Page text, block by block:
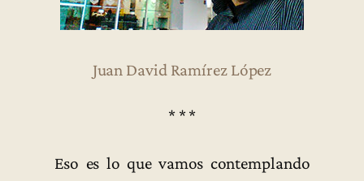
Juan David Ramírez López
* * *
Eso es lo que vamos contemplando